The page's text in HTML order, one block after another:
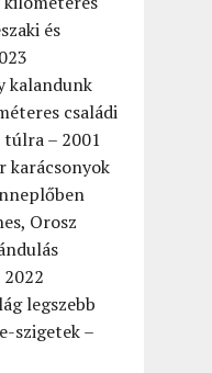
és
kalandunk
családi
– 2001
karácsonyok
Orosz
2022
legszebb
szigetek –